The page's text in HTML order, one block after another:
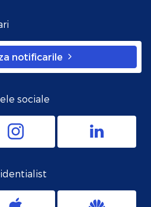
notificarile
sociale